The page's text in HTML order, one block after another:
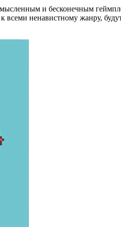
и бесконечным
ненавистному жанру,